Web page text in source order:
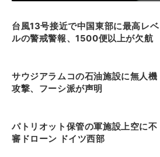
台風13号接近で中国東部に最高レベ
ルの警戒警報、1500便以上が欠航
サウジアラムコの石油施設に無人機
攻撃、フーシ派が声明
パトリオット保管の軍施設上空に不
審ドローン ドイツ西部